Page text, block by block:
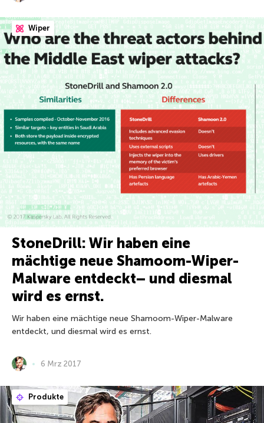
Wiper
StoneDrill: Wir haben eine
mächtige neue Shamoom-Wiper-
Malware entdeckt– und diesmal
wird es ernst.
Wir haben eine mächtige neue Shamoom-Wiper-Malware
entdeckt, und diesmal wird es ernst.
6 Mrz 2017
Produkte